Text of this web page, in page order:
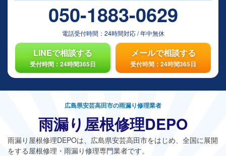
050-1883-0629
電話受付時間： 24時間対応/年中無休
LINEで相談する
受付時間：24時間365日
メールで相談する
受付時間：24時間365日
広島県安芸高田市の雨漏り修理業者
雨漏り屋根修理DEPO
雨漏り屋根修理DEPOは、広島県安芸高田市をはじめ、全国に展開
をする屋根修理・雨漏り修理専門業者です。